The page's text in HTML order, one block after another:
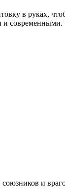
в руках,
современными.
и